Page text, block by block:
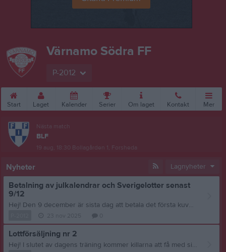
Värnamo Södra FF
P-2012
Start Laget Kalender Serier Om laget Kontakt Mer
Nästa match
BLF
19 aug, 18:30 Bollagården 1, Forsheda
Nyheter Lagnyheter
Betalning av julkalendrar och Sverigelotter senast
9/12
Hej! Den 9 december är sista dag att betala det första kuvertet med julkalendrar och Sverigelotter. Inbetalning sker genom swish till Salih på följande nr. 0702-71 76 66. Glöm inte att ange spelarens namn. Ha en fin kväll! Mvh Föräldragruppen genom Susanne
Lottförsäljning nr 2
Hej! I slutet av dagens träning kommer killarna att få med sig ett kuvert med Bingolotter. En del av försäljningsvinsten går till laget. Information om försäljningen och när lotterna ska vara inbetalade framgår i kuvertet. Inbetalning sker genom swish till Salih på följande nr. 0702-71 76 66. Glöm inte att ange spelarens namn. De som har äldre syskon som också spelar i Södra behöver inte sälja. Mvh Föräldragruppen genom Susanne